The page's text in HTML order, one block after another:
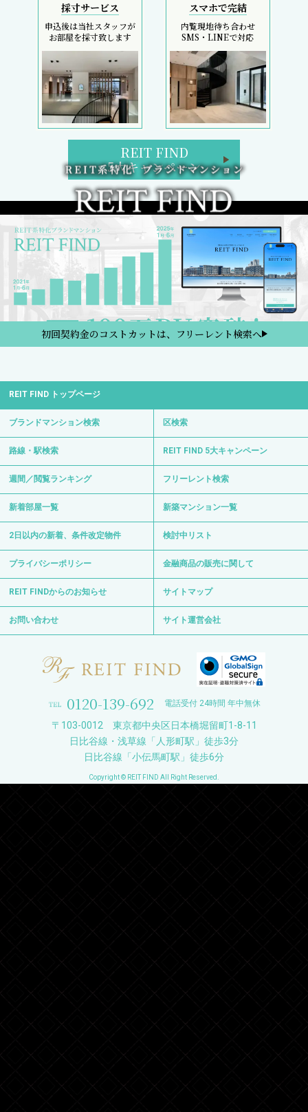
採寸サービス
申込後は当社スタッフが
お部屋を採寸致します
スマホで完結
内覧現地待ち合わせ
SMS・LINEで対応
REIT FIND
5大キャンペーン
初回契約金のコストカットは、フリーレント検索へ
REIT FIND トップページ
ブランドマンション検索 区検索
路線・駅検索 REIT FIND 5大キャンペーン
週間／閲覧ランキング フリーレント検索
新着部屋一覧 新築マンション一覧
2日以内の新着、条件改定物件 検討中リスト
プライバシーポリシー 金融商品の販売に関して
REIT FINDからのお知らせ サイトマップ
お問い合わせ サイト運営会社
0120-139-692 電話受付 24時間 年中無休
〒103-0012 東京都中央区日本橋堀留町1-8-11
日比谷線・浅草線「人形町駅」徒歩3分
日比谷線「小伝馬町駅」徒歩6分
Copyright © REIT FIND All Right Reserved.